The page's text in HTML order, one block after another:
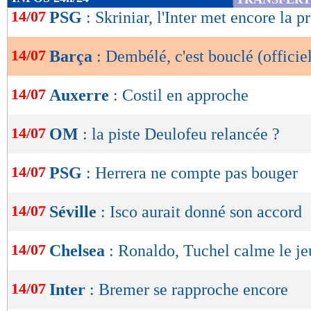
de
OK
14/07 PSG : Skriniar, l'Inter met encore la
14/07 Barça : Dembélé, c'est bouclé
14/07 Auxerre : Costil en approche
14/07 OM : la piste Deulofeu relancée ?
14/07 PSG : Herrera ne compte pas bouger
14/07 Séville : Isco aurait donné son accord
14/07 Chelsea : Ronaldo, Tuchel calme le
14/07 Inter : Bremer se rapproche encore